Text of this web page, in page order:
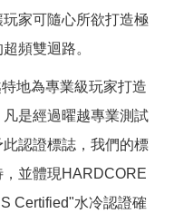
家可隨心所欲打造極
頻雙迴路。
地為專業級玩家打造
是經過曜越專業測試
認證標誌，我們的標
並體現HARDCORE
Certified"水冷認證確